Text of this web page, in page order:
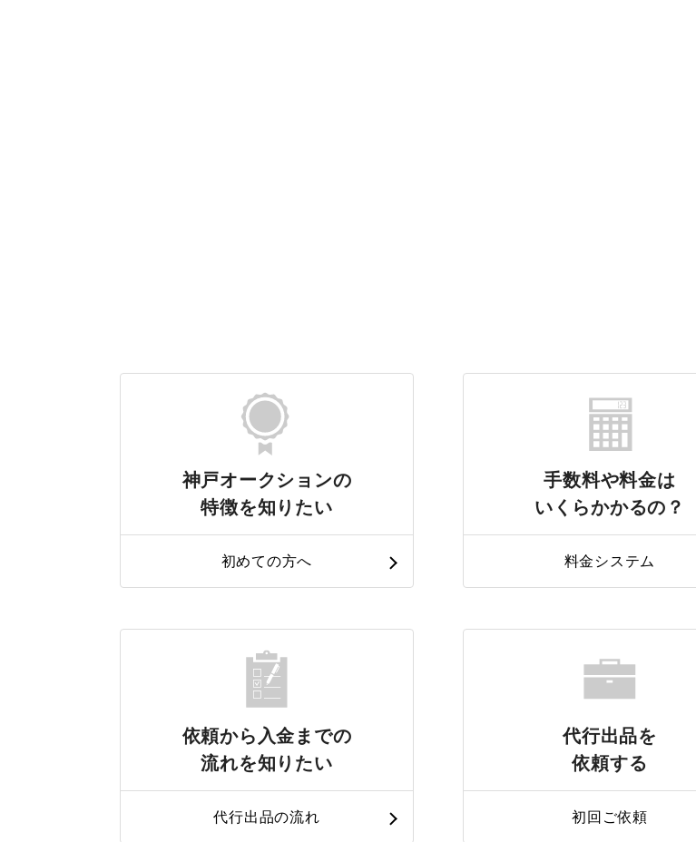
神戸オークションの
特徴を知りたい
初めての方へ
手数料や料金は
いくらかかるの？
料金システム
依頼から入金までの
流れを知りたい
代行出品の流れ
代行出品を
依頼する
初回ご依頼